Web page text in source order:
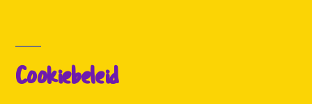
Cookiebeleid